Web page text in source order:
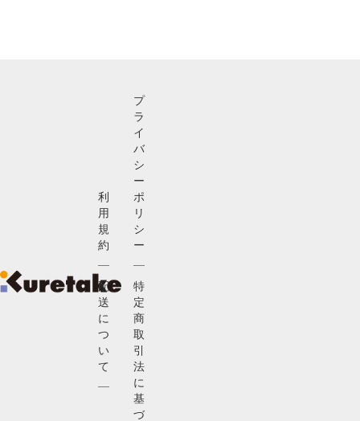
利
用
規
約
配
送
に
つ
い
て
プ
ラ
イ
バ
シ
ー
ポ
リ
シ
ー
特
定
商
取
引
法
に
基
づ